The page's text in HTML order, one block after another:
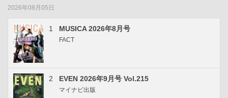
2026年08月05日
1 MUSICA 2026年8月号
FACT
2 EVEN 2026年9月号 Vol.215
マイナビ出版